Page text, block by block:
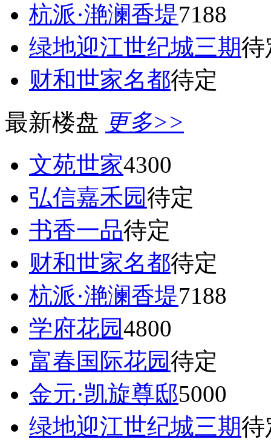
杭派·滟澜香堤7188
绿地迎江世纪城三期待
财和世家名都待定
最新楼盘 更多>>
文苑世家4300
弘信嘉禾园待定
书香一品待定
财和世家名都待定
杭派·滟澜香堤7188
学府花园4800
富春国际花园待定
金元·凯旋尊邸5000
绿地迎江世纪城三期待